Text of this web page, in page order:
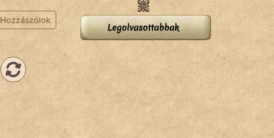
Hozzászólok
Legolvasottabbak